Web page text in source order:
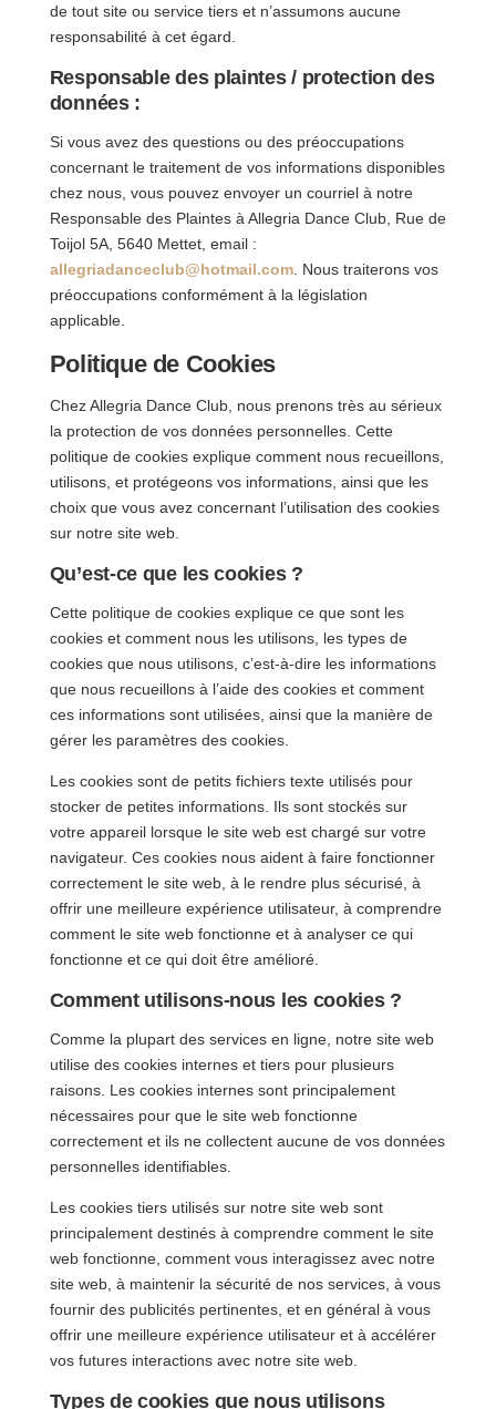
de tout site ou service tiers et n’assumons aucune
responsabilité à cet égard.
Responsable des plaintes / protection des
données :
Si vous avez des questions ou des préoccupations
concernant le traitement de vos informations disponibles
chez nous, vous pouvez envoyer un courriel à notre
Responsable des Plaintes à Allegria Dance Club, Rue de
Toijol 5A, 5640 Mettet, email :
allegriadanceclub@hotmail.com. Nous traiterons vos
préoccupations conformément à la législation
applicable.
Politique de Cookies
Chez Allegria Dance Club, nous prenons très au sérieux
la protection de vos données personnelles. Cette
politique de cookies explique comment nous recueillons,
utilisons, et protégeons vos informations, ainsi que les
choix que vous avez concernant l’utilisation des cookies
sur notre site web.
Qu’est-ce que les cookies ?
Cette politique de cookies explique ce que sont les
cookies et comment nous les utilisons, les types de
cookies que nous utilisons, c’est-à-dire les informations
que nous recueillons à l’aide des cookies et comment
ces informations sont utilisées, ainsi que la manière de
gérer les paramètres des cookies.
Les cookies sont de petits fichiers texte utilisés pour
stocker de petites informations. Ils sont stockés sur
votre appareil lorsque le site web est chargé sur votre
navigateur. Ces cookies nous aident à faire fonctionner
correctement le site web, à le rendre plus sécurisé, à
offrir une meilleure expérience utilisateur, à comprendre
comment le site web fonctionne et à analyser ce qui
fonctionne et ce qui doit être amélioré.
Comment utilisons-nous les cookies ?
Comme la plupart des services en ligne, notre site web
utilise des cookies internes et tiers pour plusieurs
raisons. Les cookies internes sont principalement
nécessaires pour que le site web fonctionne
correctement et ils ne collectent aucune de vos données
personnelles identifiables.
Les cookies tiers utilisés sur notre site web sont
principalement destinés à comprendre comment le site
web fonctionne, comment vous interagissez avec notre
site web, à maintenir la sécurité de nos services, à vous
fournir des publicités pertinentes, et en général à vous
offrir une meilleure expérience utilisateur et à accélérer
vos futures interactions avec notre site web.
Types de cookies que nous utilisons